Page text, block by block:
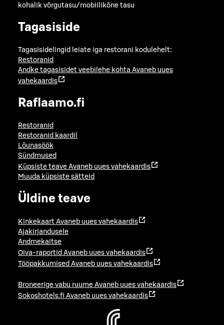
kohalik võrgutasu/mobiilikõne tasu
Tagasiside
Tagasisidelingid leiate iga restorani kodulehelt:
Restoranid
Andke tagasisidet veebilehe kohta Avaneb uues
vahekaardis
Raflaamo.fi
Restoranid
Restoranid kaardil
Lõunasöök
Sündmused
Küpsiste teave Avaneb uues vahekaardis
Muuda küpsiste sätteid
Üldine teave
Kinkekaart Avaneb uues vahekaardis
Ajakirjandusele
Andmekaitse
Oiva-raportid Avaneb uues vahekaardis
Tööpakkumised Avaneb uues vahekaardis
Broneerige vabu ruume Avaneb uues vahekaardis
Sokoshotels.fi Avaneb uues vahekaardis